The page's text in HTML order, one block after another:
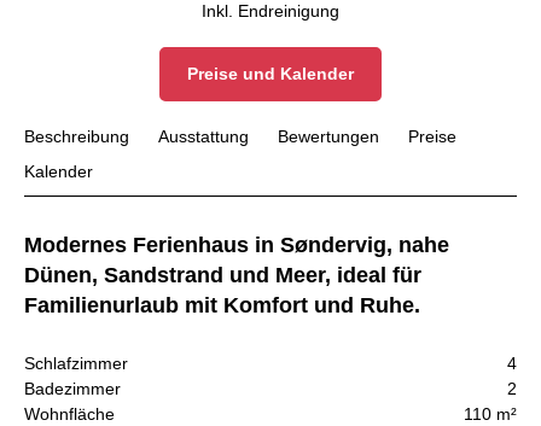
Inkl. Endreinigung
Preise und Kalender
Beschreibung Ausstattung Bewertungen
Preise
Kalender
Modernes Ferienhaus in Søndervig, nahe
Dünen, Sandstrand und Meer, ideal für
Familienurlaub mit Komfort und Ruhe.
Schlafzimmer
4
Badezimmer
2
Wohnfläche
110 m²